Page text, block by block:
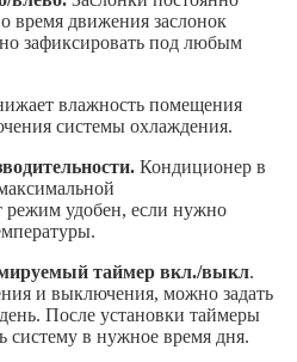
время движения заслонок
под любым
влажность помещения
системы охлаждения.
Кондиционер в
режим удобен, если нужно
таймер вкл./выкл.
и выключения, можно задать
После установки таймеры
систему в нужное время дня.